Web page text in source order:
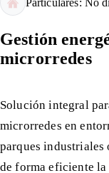
Particulares: No
Gestión
microrredes
Solución integral
microrredes en
parques industriales
de forma eficiente